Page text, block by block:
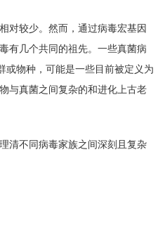
对较少。然而，通过病毒宏基因
有几个共同的祖先。一些真菌病
或物种，可能是一些目前被定义为
与真菌之间复杂的和进化上古老
清不同病毒家族之间深刻且复杂